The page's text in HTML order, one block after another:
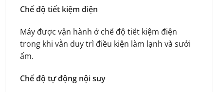
Chế độ tiết kiệm điện
Máy được vận hành ở chế độ tiết kiệm điện
trong khi vẫn duy trì điều kiện làm lạnh và sưởi
ấm.
Chế độ tự động nội suy